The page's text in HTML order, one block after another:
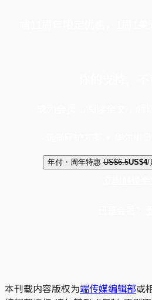
年付・周年特惠 US$6.5US$4/
本刊载内容版权为端传媒编辑部或